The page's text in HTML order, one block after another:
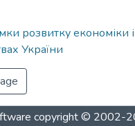
розвитку
України
copyright © 2002-